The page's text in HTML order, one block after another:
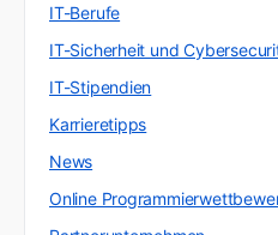
IT-Berufe
IT-Sicherheit und
IT-Stipendien
Karrieretipps
News
Online